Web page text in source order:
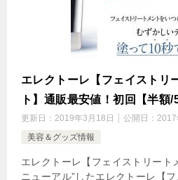
エレクトーレ【フェイストリ
ト】通販最安値！初回【半額
更新日： 2019年3月18日 公開日： 2017
美容＆グッズ情報
エレクトーレ【フェイストリート
ニューアル”したエレクトーレ【